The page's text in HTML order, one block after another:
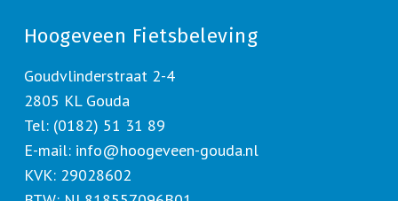
Hoogeveen Fietsbeleving
Goudvlinderstraat 2-4
2805 KL Gouda
Tel: (0182) 51 31 89
E-mail: info@hoogeveen-gouda.nl
KVK: 29028602